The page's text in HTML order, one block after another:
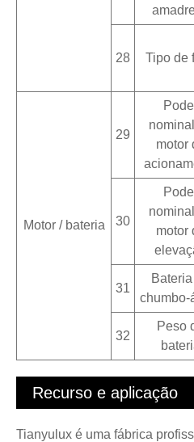
28 Tipo de
Motor / bateria
29
motor
30
motor
31
chumbo-
32
Peso
Recurso e aplicação
Tianyulux é uma fábrica